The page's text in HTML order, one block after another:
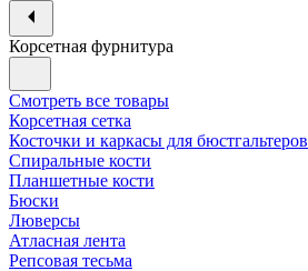
Корсетная фурнитура
Смотреть все товары
Корсетная сетка
Косточки и каркасы для бюстгальтеров
Спиральные кости
Планшетные кости
Бюски
Люверсы
Атласная лента
Репсовая тесьма